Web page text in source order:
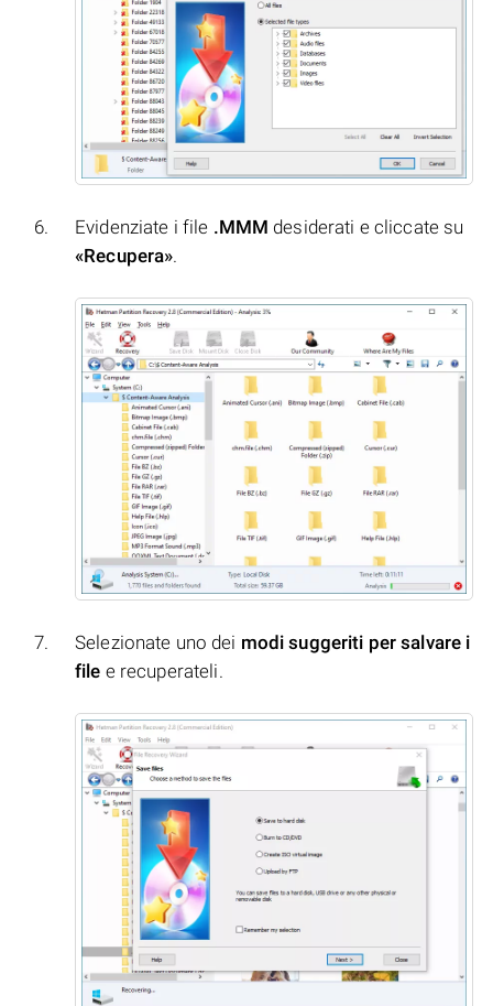
Evidenziate i file .MMM desiderati e cliccate su
«Recupera».
Selezionate uno dei modi suggeriti per salvare i
file e recuperateli.